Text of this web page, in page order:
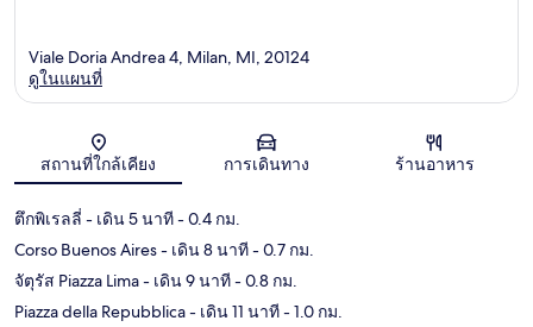
แผนที่
Viale Doria Andrea 4, Milan, MI, 20124
ดูในแผนที่
สถานที่ใกล้เคียง การเดินทาง ร้านอาหาร
ตึกพิเรลลี่ - เดิน 5 นาที- 0.4 กม.
Corso Buenos Aires- เดิน 8 นาที- 0.7 กม.
จัตุรัส Piazza Lima- เดิน 9 นาที- 0.8 กม.
Piazza della Repubblica- เดิน 11 นาที- 1.0 กม.